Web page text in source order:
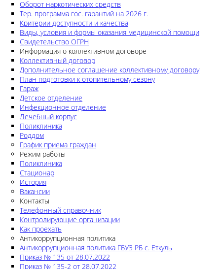
Оборот наркотических средств
Тер. программа гос. гарантий на 2026 г.
Критерии доступности и качества
Виды, условия и формы оказания медицинской помощи
Свидетельство ОГРН
Информация о коллективном договоре
Коллективный договор
Дополнительное соглашение коллективному договору
План подготовки к отопительному сезону
Гараж
Детское отделение
Инфекционное отделение
Лечебный корпус
Поликлиника
Роддом
График приема граждан
Режим работы
Поликлиника
Стационар
История
Вакансии
Контакты
Телефонный справочник
Контролирующие организации
Как проехать
Антикоррупционная политика
Антикоррупционная политика ГБУЗ РБ с. Еткуль
Приказ № 135 от 28.07.2022
Приказ № 135-2 от 28.07.2022